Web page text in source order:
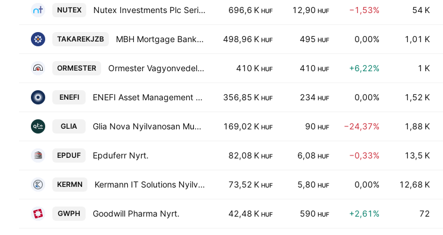
NUTEX Nutex Investments Plc Series E 696,6 K HUF 12,90 HUF −1,53% 54 K
TAKAREKJZB MBH Mortgage Bank Co. Plc. 498,96 K HUF 495 HUF 0,00% 1,01 K
ORMESTER Ormester Vagyonvedelmi Nyrt 410 K HUF 410 HUF +6,22% 1 K
ENEFI ENEFI Asset Management Plc 356,85 K HUF 234 HUF 0,00% 1,52 K
GLIA Glia Nova Nyilvanosan Mukodo Reszvenytarsasag 169,02 K HUF 90 HUF −24,37% 1,88 K
EPDUF Epduferr Nyrt. 82,08 K HUF 6,08 HUF −0,33% 13,5 K
KERMN Kermann IT Solutions Nyilvanosan Mukodo Reszvenytarsasag 73,52 K HUF 5,80 HUF 0,00% 12,68 K
GWPH Goodwill Pharma Nyrt. 42,48 K HUF 590 HUF +2,61% 72